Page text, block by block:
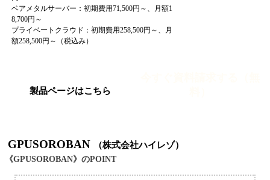
ベアメタルサーバー：初期費用71,500円～、月額1
8,700円～
プライベートクラウド：初期費用258,500円～、月
額258,500円～（税込み）
製品ページはこちら
GPUSOROBAN （株式会社ハイレゾ）
《GPUSOROBAN》のPOINT